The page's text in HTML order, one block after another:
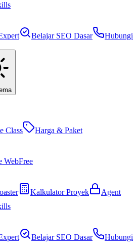
Belajar SEO Dasar
Hubungi
Class Harga & Paket
WebFree
Kalkulator Proyek
Agent
Belajar SEO Dasar
Hubungi